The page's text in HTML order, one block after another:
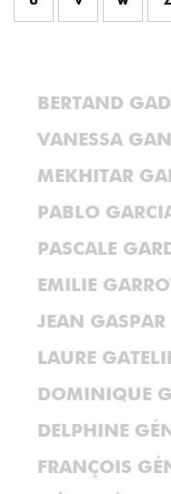
BERTAND
VANESSA
MEKHITAR
PABLO
PASCALE
EMILIE
JEAN GASPAR
LAURE
DOMINIQUE
DELPHINE
FRANÇOIS